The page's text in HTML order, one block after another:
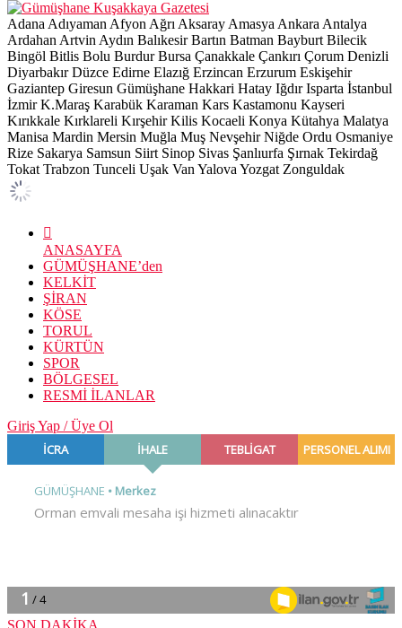
Adana Adıyaman Afyon Ağrı Aksaray Amasya Ankara Antalya
Ardahan Artvin Aydın Balıkesir Bartın Batman Bayburt Bilecik
Bingöl Bitlis Bolu Burdur Bursa Çanakkale Çankırı Çorum Denizli
Diyarbakır Düzce Edirne Elazığ Erzincan Erzurum Eskişehir
Gaziantep Giresun Gümüşhane Hakkari Hatay Iğdır Isparta İstanbul
İzmir K.Maraş Karabük Karaman Kars Kastamonu Kayseri
Kırıkkale Kırklareli Kırşehir Kilis Kocaeli Konya Kütahya Malatya
Manisa Mardin Mersin Muğla Muş Nevşehir Niğde Ordu Osmaniye
Rize Sakarya Samsun Siirt Sinop Sivas Şanlıurfa Şırnak Tekirdağ
Tokat Trabzon Tunceli Uşak Van Yalova Yozgat Zonguldak
ANASAYFA
GÜMÜŞHANE’den
KELKİT
ŞİRAN
KÖSE
TORUL
KÜRTÜN
SPOR
BÖLGESEL
RESMİ İLANLAR
Giriş Yap / Üye Ol
SON DAKİKA